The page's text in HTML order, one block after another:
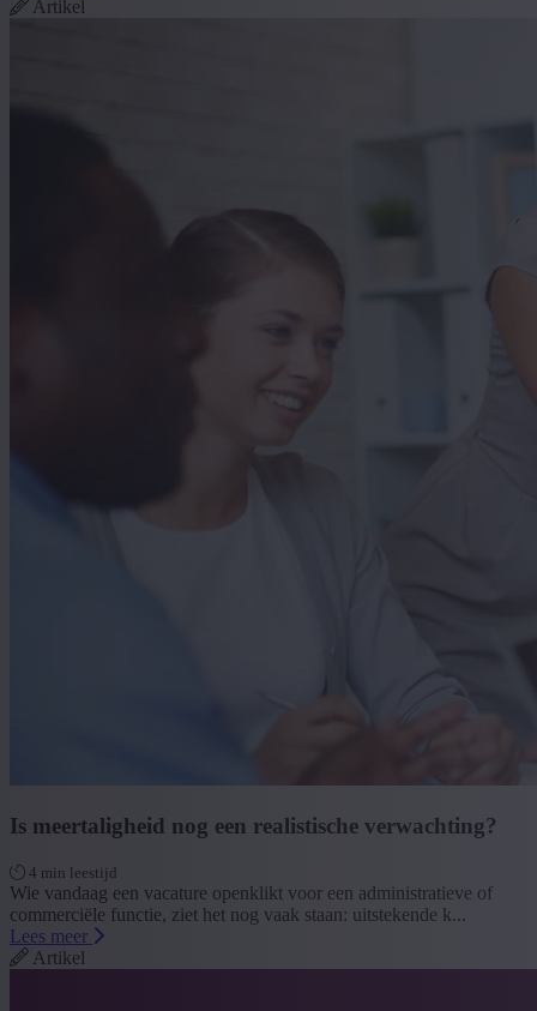
Artikel
Is meertaligheid nog een realistische verwachting?
4 min leestijd
Wie vandaag een vacature openklikt voor een administratieve of
commerciële functie, ziet het nog vaak staan: uitstekende k...
Lees meer
Artikel